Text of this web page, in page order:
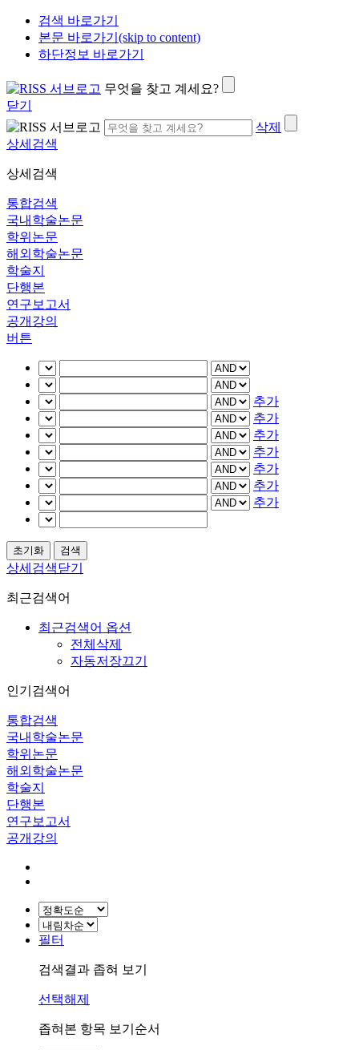
검색 바로가기
본문 바로가기(skip to content)
하단정보 바로가기
무엇을 찾고 계세요?
닫기
삭제
상세검색
상세검색
통합검색
국내학술논문
학위논문
해외학술논문
학술지
단행본
연구보고서
공개강의
버튼
추가
추가
추가
추가
추가
추가
추가
상세검색닫기
최근검색어
최근검색어 옵션
전체삭제
자동저장끄기
인기검색어
통합검색
국내학술논문
학위논문
해외학술논문
학술지
단행본
연구보고서
공개강의
필터
검색결과 좁혀 보기
선택해제
좁혀본 항목 보기순서